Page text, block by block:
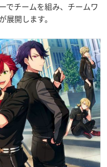
でチームを組み、チームワ
展開します。